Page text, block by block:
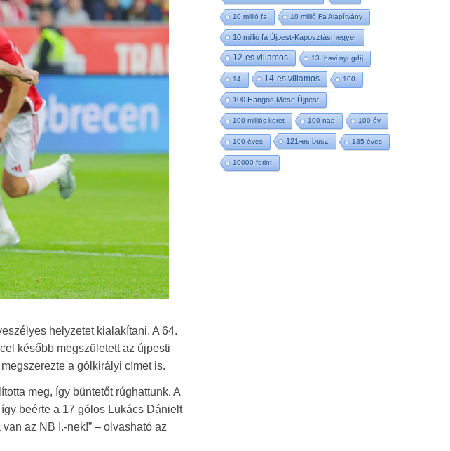
helyzetet kialakítani. A 64.
később megszületett az újpesti
a gólkirályi címet is.
meg, így büntetőt rúghattunk. A
beérte a 17 gólos Lukács Dánielt
az NB I.-nek!” – olvasható az
10 millió fa 10 millió Fa Alapítvány
10 millió fa Újpest-Káposztásmegyer
12-es villamos 13. havi nyugdíj
14 14-es villamos 100
100 Hangos Mese Újpest
100 milliós keret 100 nap 100 év
100 éves 121-es busz 135 éves
10000 forint